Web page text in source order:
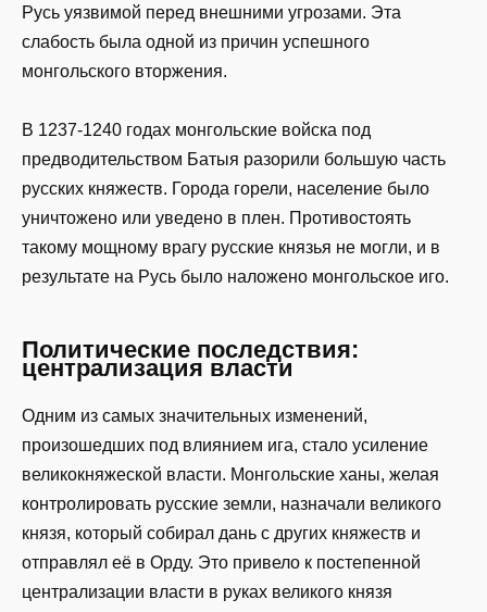
Русь уязвимой перед внешними угрозами. Эта
слабость была одной из причин успешного
монгольского вторжения.
В 1237-1240 годах монгольские войска под
предводительством Батыя разорили большую часть
русских княжеств. Города горели, население было
уничтожено или уведено в плен. Противостоять
такому мощному врагу русские князья не могли, и в
результате на Русь было наложено монгольское иго.
Политические последствия:
централизация власти
Одним из самых значительных изменений,
произошедших под влиянием ига, стало усиление
великокняжеской власти. Монгольские ханы, желая
контролировать русские земли, назначали великого
князя, который собирал дань с других княжеств и
отправлял её в Орду. Это привело к постепенной
централизации власти в руках великого князя